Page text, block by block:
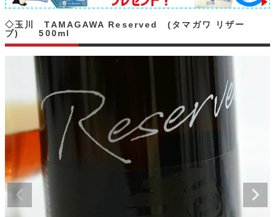
◇玉川 TAMAGAWA Reserved (タマガワ リザー
ブ) 500ml